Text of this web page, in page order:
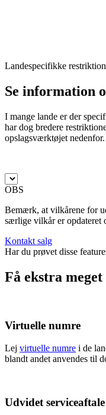
Landespecifikke
Se information
I mange lande er der
har dog bredere
opslagsværktøjet nedenfor.
OBS
Bemærk, at vilkårene for
særlige vilkår er opdateret
Kontakt salg
Har du prøvet disse
Få ekstra
Virtuelle numre
Lej virtuelle numre i de
blandt andet anvendes til
Udvidet